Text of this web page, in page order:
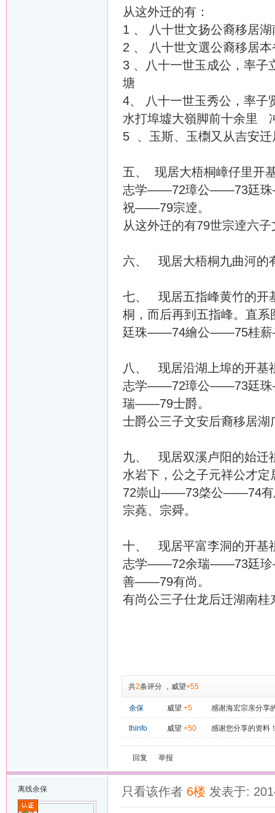
从这外迁的有：
1 、 八十世文扬公裔移居
2 、 八十世文選公裔移居
3 、八十一世玉成公，率子
塘
4、 八十一世玉秀公，率子
水打埠墟大嶺脚前十余里
5 、玉斯、玉檦又从吉安
五、 现居大梧桐嶂仔里
志学——72璋公——73廷
祝——79宗逹。
从这外迁的有79世宗逹六
六、 现居大梧桐九曲河的
七、 现居五指峰黄竹的开
桐，而后再到五指峰。
廷珠——74繪公——75桂
八、 现居沿湖上埠的开
志学——72璋公——73廷
瑞——79士爵。
士爵公三子文安后裔移居湖
九、 现居双溪卢阳的始迁
水岩下，公之子元祥公才
72崇山——73棨公——74
宗蕘、宗舜。
十、 现居平富李洞的开
志学——72余瑞——73廷
善——79有尚。
有尚公三子仕龙后迁湖南桂
共2条评分 ， 威望+55
余保 威望 +5 感谢海宏宗亲分享
thinfo 威望 +50 感谢您分享的资料
回复 举报
离线余保 只看该作者 6楼 发表于: